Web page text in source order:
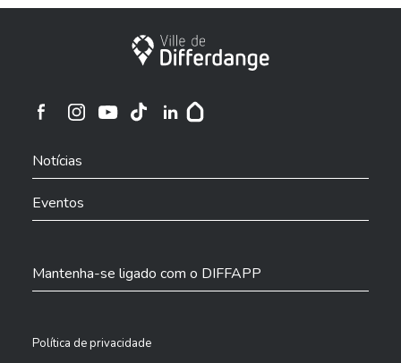
Cidade de Differdange
Cidade de Differdange no Instagram
Notícias
Eventos
Mantenha-se ligado com o DIFFAPP
Política de privacidade